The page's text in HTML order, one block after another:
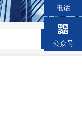
电话
公众号